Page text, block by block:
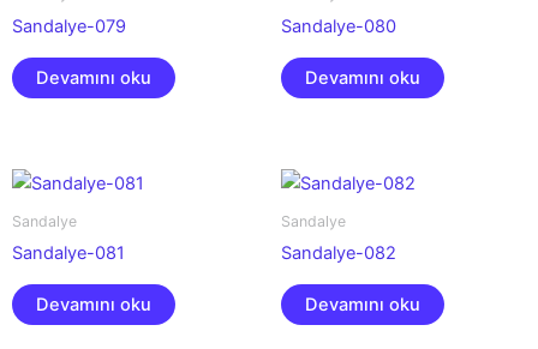
Sandalye-079
Devamını oku
Sandalye-080
Devamını oku
Sandalye
Sandalye-081
Devamını oku
Sandalye
Sandalye-082
Devamını oku